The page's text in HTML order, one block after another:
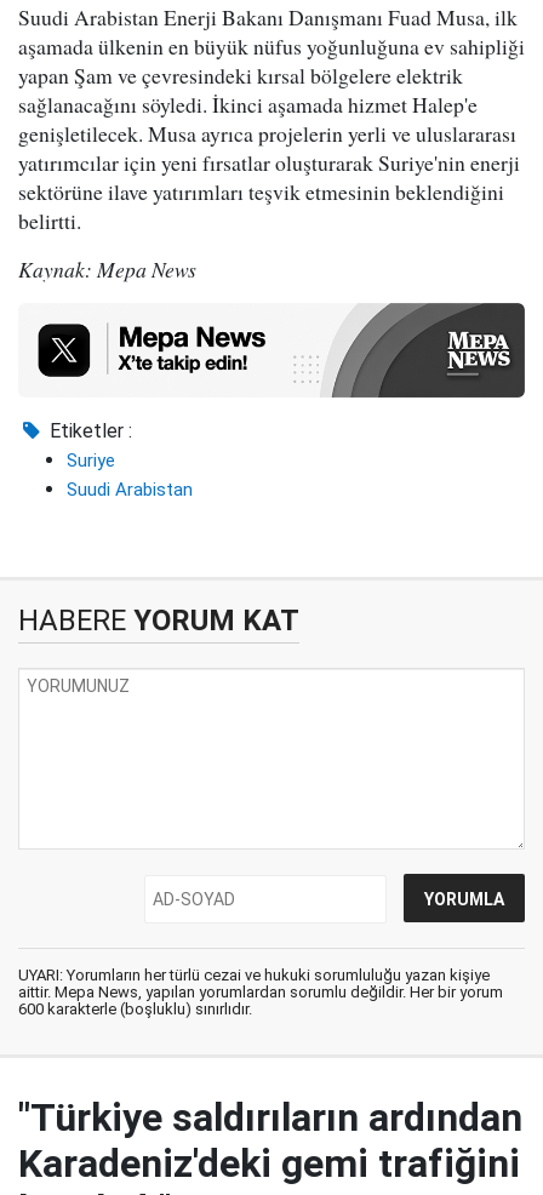
Suudi Arabistan Enerji Bakanı Danışmanı Fuad Musa, ilk
aşamada ülkenin en büyük nüfus yoğunluğuna ev sahipliği
yapan Şam ve çevresindeki kırsal bölgelere elektrik
sağlanacağını söyledi. İkinci aşamada hizmet Halep'e
genişletilecek. Musa ayrıca projelerin yerli ve uluslararası
yatırımcılar için yeni fırsatlar oluşturarak Suriye'nin enerji
sektörüne ilave yatırımları teşvik etmesinin beklendiğini
belirtti.
Kaynak: Mepa News
Etiketler :
Suriye
Suudi Arabistan
HABERE YORUM KAT
UYARI: Yorumların her türlü cezai ve hukuki sorumluluğu yazan kişiye
aittir. Mepa News, yapılan yorumlardan sorumlu değildir. Her bir yorum
600 karakterle (boşluklu) sınırlıdır.
"Türkiye saldırıların ardından
Karadeniz'deki gemi trafiğini